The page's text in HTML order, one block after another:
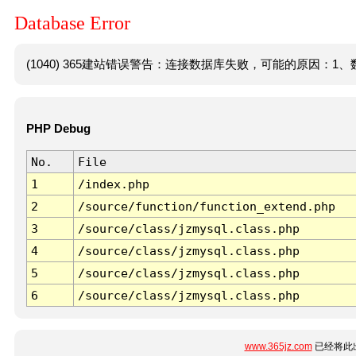
Database Error
(1040) 365建站错误警告：连接数据库失败，可能的原因：1
PHP Debug
No.
File
1
/index.php
2
/source/function/function_extend.php
3
/source/class/jzmysql.class.php
4
/source/class/jzmysql.class.php
5
/source/class/jzmysql.class.php
6
/source/class/jzmysql.class.php
www.365jz.com已经将此